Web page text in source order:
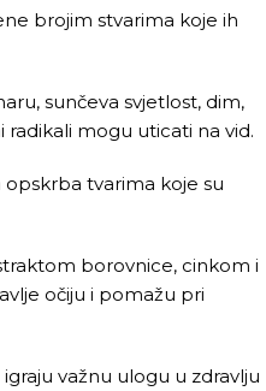
brojim stvarima koje ih
sunčeva svjetlost, dim,
radikali mogu uticati na vid.
tvarima koje su
borovnice, cinkom i
očiju i pomažu pri
važnu ulogu u zdravlju